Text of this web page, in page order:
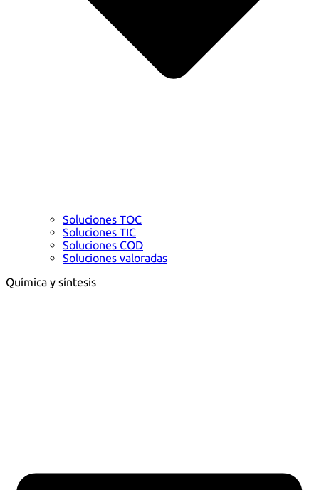
Soluciones TOC
Soluciones TIC
Soluciones COD
Soluciones valoradas
Química y síntesis